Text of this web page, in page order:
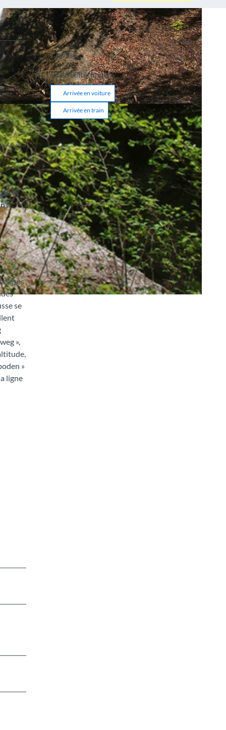
la
se
»,
»
ligne
Contact
3626Hilterfingen
Arrivée en voiture
Arrivée en train